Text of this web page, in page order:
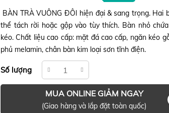
BÀN TRÀ VUÔNG ĐÔI hiện đại & sang trọng. Hai
thể tách rời hoặc gộp vào tùy thích. Bàn nhỏ
kéo. Chất liệu cao cấp: mặt đá cao cấp, ngăn kéo
phủ melamin, chân bàn kim loại sơn tĩnh điện.
Số lượng
MUA ONLINE GIẢM NGAY
(Giao hàng và lắp đặt toàn quốc)